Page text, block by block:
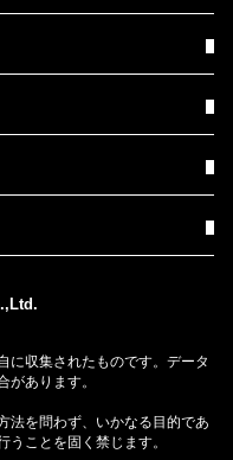
に収集されたものです。データ
があります。
法を問わず、いかなる目的であ
ことを固く禁じます。